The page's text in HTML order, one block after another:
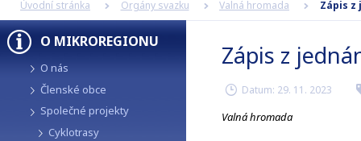
Úvodní stránka Orgány svazku Valná hromada Zápis z
O MIKROREGIONU
O nás
Členské obce
Společné projekty
Cyklotrasy
Zápis z
r Datum: 29. 11. 2023
Valná hromada